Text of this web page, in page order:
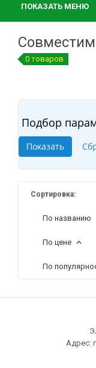
ПОКАЗАТЬ МЕНЮ
0 товаров
Подбор
Сортировка:
По названию
По цене
По
Адрес: